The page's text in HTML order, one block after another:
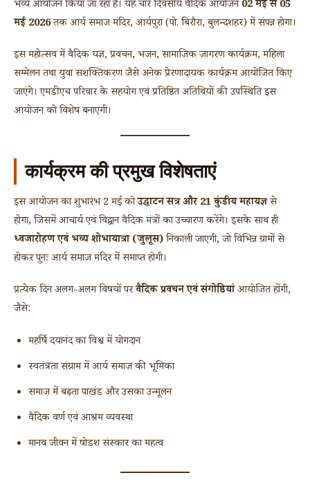
भव्य आयोजन किया जा रहा है। यह चार दिवसीय वैदिक आयोजन02 मई से 05
मई 2026तक आर्य समाज मंदिर, आर्यपुरा (पो. बिरौरा, बुलन्दशहर) में संपन्न होगा।
इस महोत्सव में वैदिक यज्ञ, प्रवचन, भजन, सामाजिक जागरण कार्यक्रम, महिला
सम्मेलन तथा युवा सशक्तिकरण जैसे अनेक प्रेरणादायक कार्यक्रम आयोजित किए
जाएंगे। एमडीएच परिवार के सहयोग एवं प्रतिष्ठित अतिथियों की उपस्थिति इस
आयोजन को विशेष बनाएगी।
कार्यक्रम की प्रमुख विशेषताएं
इस आयोजन का शुभारंभ 2 मई कोउद्घाटन सत्र और 21 कुंडीय महायज्ञसे
होगा, जिसमें आचार्य एवं विद्वान वैदिक मंत्रों का उच्चारण करेंगे। इसके साथ ही
ध्वजारोहण एवं भव्य शोभायात्रा (जुलूस)निकाली जाएगी, जो विभिन्न ग्रामों से
होकर पुनः आर्य समाज मंदिर में समाप्त होगी।
प्रत्येक दिन अलग-अलग विषयों परवैदिक प्रवचन एवं संगोष्ठियांआयोजित होंगी,
जैसे:
महर्षि दयानंद का विश्व में योगदान
स्वतंत्रता संग्राम में आर्य समाज की भूमिका
समाज में बढ़ता पाखंड और उसका उन्मूलन
वैदिक वर्ण एवं आश्रम व्यवस्था
मानव जीवन में षोडश संस्कार का महत्व